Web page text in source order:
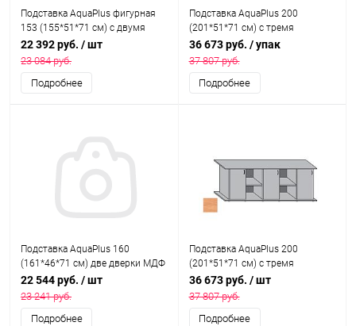
Подставка AquaPlus фигурная
153 (155*51*71 см) с двумя
дверками ДСП по краям, бук,
собранная, подходит для
модели аквариума LUX Ф380
22 392 руб. / шт
23 084 руб.
Подробнее
Подставка AquaPlus 200
(201*51*71 см) с тремя
дверками ДСП, белое дерево, в
коробке, подходит для модели
аквариума LUX П700
36 673 руб. / упак
37 807 руб.
Подробнее
Подставка AquaPlus 160
(161*46*71 см) две дверки МДФ
со стеклами, ольха , собранная,
подходит для модели
аквариума LUX П540
22 544 руб. / шт
23 241 руб.
Подробнее
Подставка AquaPlus 200
(201*51*71 см) с тремя
дверками ДСП, бук, собранная,
подходит для модели
аквариума LUX П700
36 673 руб. / шт
37 807 руб.
Подробнее